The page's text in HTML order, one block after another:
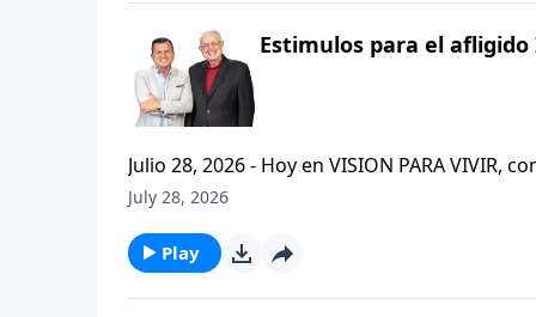
Estimulos para el afligido
Julio 28, 2026 - Hoy en VISION PARA
CRISTIANISMO FIRME: UN ESTUDIO DE 2
el pastor Carlos A. Zazueta titulo: "ESTIMULOS
July 28, 2026
Play